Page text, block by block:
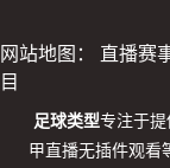
网站地图： 直播赛
目
足球类型专注于
甲直播无插件观看